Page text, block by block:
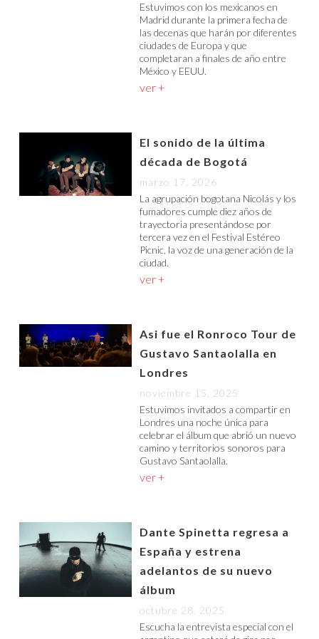
Estuvimos con los mexicanos en
Madrid durante la primera fecha de
las decenas que harán por diferentes
ciudades de Europa y que
completaran a finales de año entre
México y EEUU.
ver +
El sonido de la última
década de Bogotá
marzo 17, 2026
La agrupación bogotana Nicolás y los
fumadores cumple diez años de
trayectoria presentándose por
tercera vez en el Festival Estéreo
Picnic, la voz de una generación de la
ciudad.
ver +
Asi fue el Ronroco Tour de
Gustavo Santaolalla en
Londres
noviembre 15, 2025
Estuvimos invitados a compartir en
Londres una noche única para
celebrar el álbum que abrió un nuevo
camino y territorios sonoros para
Gustavo Santaolalla.
ver +
Dante Spinetta regresa a
España y estrena
adelantos de su nuevo
álbum
octubre 28, 2025
Escucha la entrevista especial con el